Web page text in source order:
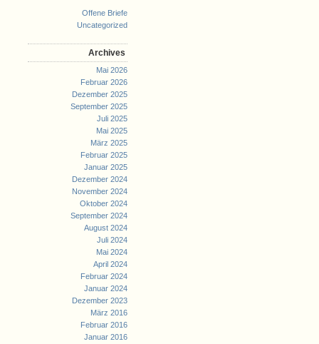
Offene Briefe
Uncategorized
Archives
Mai 2026
Februar 2026
Dezember 2025
September 2025
Juli 2025
Mai 2025
März 2025
Februar 2025
Januar 2025
Dezember 2024
November 2024
Oktober 2024
September 2024
August 2024
Juli 2024
Mai 2024
April 2024
Februar 2024
Januar 2024
Dezember 2023
März 2016
Februar 2016
Januar 2016